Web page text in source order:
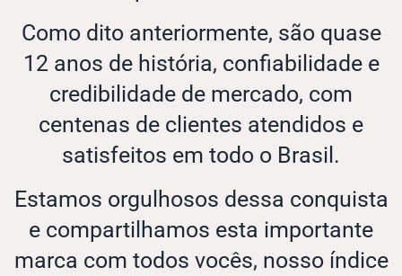
Como dito anteriormente, são quase
12 anos de história, confiabilidade e
credibilidade de mercado, com
centenas de clientes atendidos e
satisfeitos em todo o Brasil.
Estamos orgulhosos dessa conquista
e compartilhamos esta importante
marca com todos vocês, nosso índice